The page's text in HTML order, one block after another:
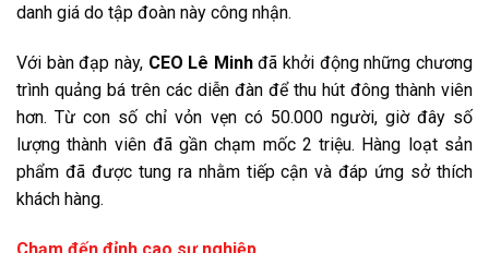
danh giá do tập đoàn này công nhận.
Với bàn đạp này, CEO Lê Minhđã khởi động những chương
trình quảng bá trên các diễn đàn để thu hút đông thành viên
hơn. Từ con số chỉ vỏn vẹn có 50.000 người, giờ đây số
lượng thành viên đã gần chạm mốc 2 triệu. Hàng loạt sản
phẩm đã được tung ra nhằm tiếp cận và đáp ứng sở thích
khách hàng.
Chạm đến đỉnh cao sự nghiệp